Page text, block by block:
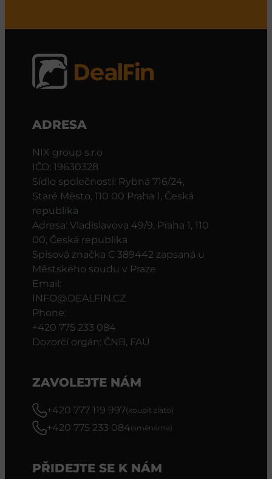
ADRESA
NIX group s.r.o
IČO: 19630328
Sídlo společnosti: Rybná 716/24,
Staré Město, 110 00 Praha 1, Česká
republika
Adresa: Vladislavova 49/9, Praha 1, 110
00, Česká republika
Spisová značka C 389442 zapsaná u
Městského soudu v Praze
Email:
INFO@DEALFIN.CZ
Phone:
+420 775 233 084
Dozorčí orgán: ČNB, FAÚ
ZAVOLEJTE NÁM
+420 777 119 997(koupit zlato)
+420 775 233 084(směnárna)
PŘIDEJTE SE K NÁM